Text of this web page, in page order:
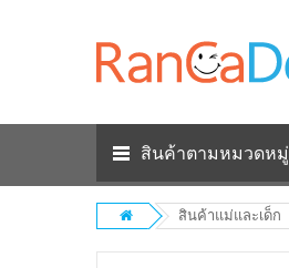
สินค้าตามหมวดหมู่
สินค้าแม่และเด็ก